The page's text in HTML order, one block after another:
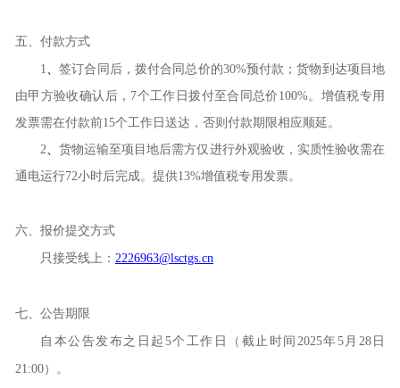
五、付款方式
1、签订合同后，拨付合同总价的30%预付款；货物到达项目地
由甲方验收确认后，7个工作日拨付至合同总价100%。增值税专用
发票需在付款前15个工作日送达，否则付款期限相应顺延。
2、货物运输至项目地后需方仅进行外观验收，实质性验收需在
通电运行72小时后完成。 提供13%增值税专用发票。
六、报价提交方式
只接受线上： 2226963@lsctgs.cn
七、公告期限
自本公告发布之日起 5个工作日 （截止时间 2025年5月 28日
21:00）。